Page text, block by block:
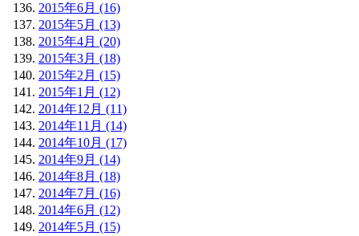
2015年6月 (16)
2015年5月 (13)
2015年4月 (20)
2015年3月 (18)
2015年2月 (15)
2015年1月 (12)
2014年12月 (11)
2014年11月 (14)
2014年10月 (17)
2014年9月 (14)
2014年8月 (18)
2014年7月 (16)
2014年6月 (12)
2014年5月 (15)